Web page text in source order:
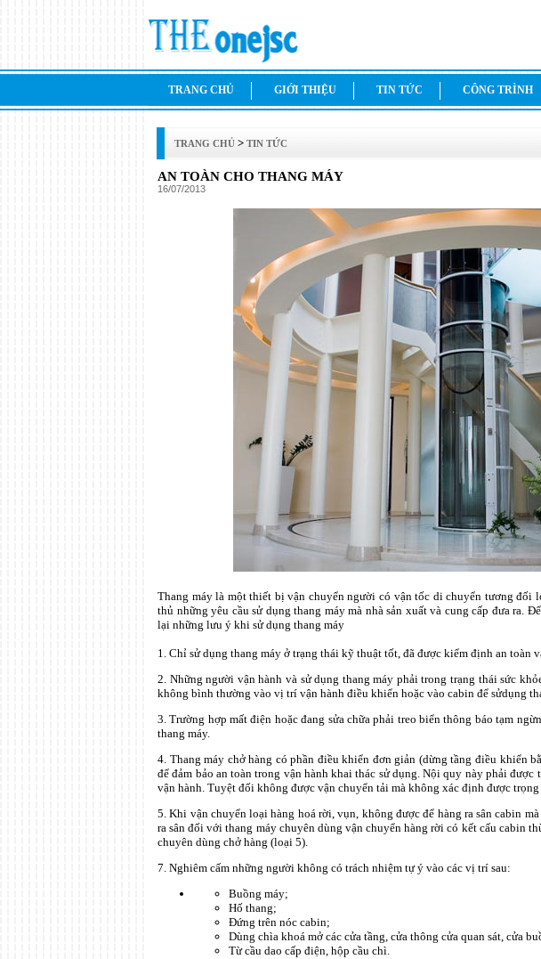
TRANG CHỦ GIỚI THIỆU TIN TỨC CÔNG TRÌNH
TRANG CHỦ > TIN TỨC
AN TOÀN CHO THANG MÁY
16/07/2013
Thang máy là một thiết bị vận chuyển người có vận tốc di chuyển tương
thủ những yêu cầu sử dụng thang máy mà nhà sản xuất và cung cấp đưa ra.
lại những lưu ý khi sử dụng thang máy
1. Chỉ sử dụng thang máy ở trạng thái kỹ thuật tốt, đã được kiểm định an toàn
2. Những người vận hành và sử dụng thang máy phải trong trạng thái sức
không bình thường vào vị trí vận hành điều khiển hoặc vào cabin để sửdụng
3. Trường hợp mất điện hoặc đang sửa chữa phải treo biển thông báo tạm
thang máy.
4. Thang máy chở hàng có phần điều khiển đơn giản (dừng tầng điều khiển
để đảm bảo an toàn trong vận hành khai thác sử dụng. Nội quy này phải
vận hành. Tuyệt đối không được vận chuyển tải mà không xác định được
5. Khi vận chuyển loại hàng hoá rời, vụn, không được để hàng ra sân cabin
ra sân đối với thang máy chuyên dùng vận chuyển hàng rời có kết cấu cabin
chuyên dùng chở hàng (loại 5).
7. Nghiêm cấm những người không có trách nhiệm tự ý vào các vị trí sau:
Buồng máy;
Hố thang;
Đứng trên nóc cabin;
Dùng chìa khoá mở các cửa tầng, cửa thông cửa quan sát, cửa
Từ cầu dao cấp điện, hộp cầu chì.